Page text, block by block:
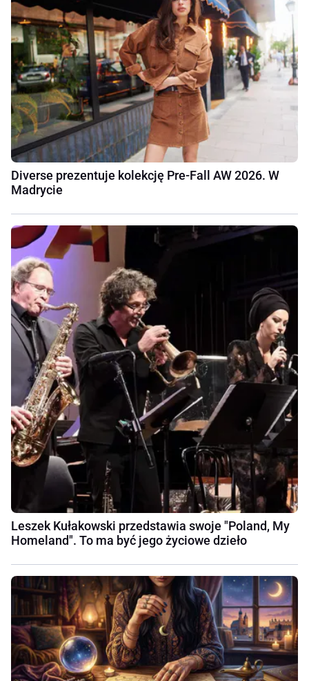
Diverse prezentuje kolekcję Pre-Fall AW 2026. W
Madrycie
Leszek Kułakowski przedstawia swoje "Poland, My
Homeland". To ma być jego życiowe dzieło